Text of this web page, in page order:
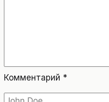
Комментарий *